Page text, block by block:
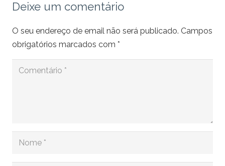
Deixe um comentário
O seu endereço de email não será publicado. Campos
obrigatórios marcados com *